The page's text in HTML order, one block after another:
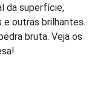
da superfície,
e outras brilhantes.
bruta. Veja os